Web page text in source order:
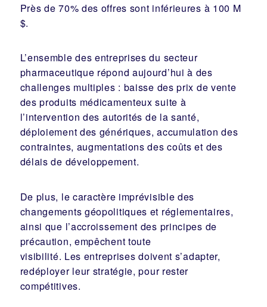
Près de 70% des offres sont inférieures à 100 M
$.
L’ensemble des entreprises du secteur
pharmaceutique répond aujourd’hui à des
challenges multiples : baisse des prix de vente
des produits médicamenteux suite à
l’intervention des autorités de la santé,
déploiement des génériques, accumulation des
contraintes, augmentations des coûts et des
délais de développement.
De plus, le caractère imprévisible des
changements géopolitiques et réglementaires,
ainsi que l’accroissement des principes de
précaution, empêchent toute
visibilité. Les entreprises doivent s’adapter,
redéployer leur stratégie, pour rester
compétitives.